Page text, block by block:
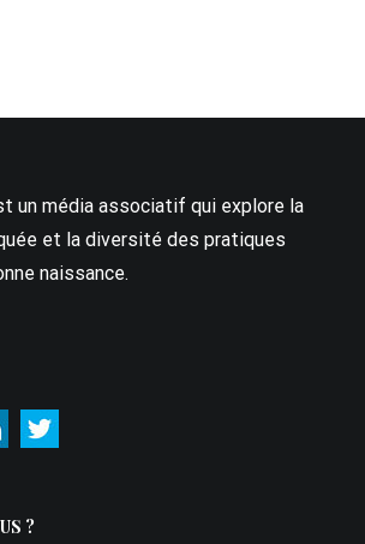
un média associatif qui explore la
et la diversité des pratiques
naissance.
?